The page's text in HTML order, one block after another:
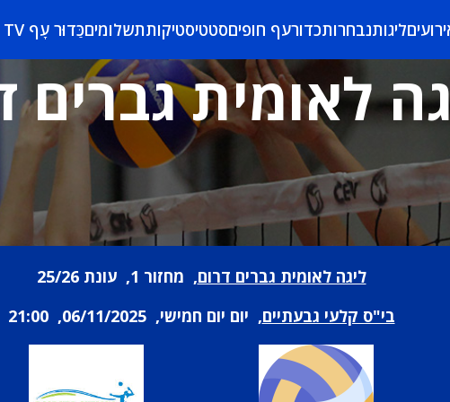
ליגותנבחרותכדורעף חופיםסטטיסטיקותתשלומיםכַּדוּר עָף TV
לאומית גברים
ליגה לאומית גברים דרום, מחזור 1, עונת 25/26
בי"ס קלעי גבעתיים, יום יום חמישי, 06/11/2025, 21:00